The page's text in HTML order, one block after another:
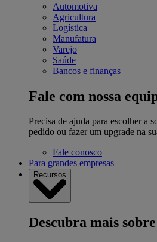
Automotiva
Agricultura
Logística
Manufatura
Varejo
Saúde
Bancos e finanças
Fale com nossa
Precisa de ajuda para escolher a
pedido ou fazer um upgrade na
Fale conosco
Para grandes empresas
Recursos
Descubra mais